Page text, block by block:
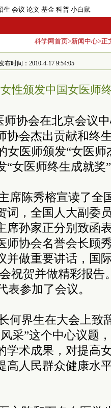
生 会议 论文 基金 科普 小白鼠
科学网首页>新闻中心>正
时间：2010-4-17 9:54:05
性颁发中国女医师
师协会在北京会议
协会杰出贡献和终
女医师颁发“女医师
“女医师终生成就奖
席陈秀榕宣读了全
词，全国人大副委
席孙家正分别致函
师协会名誉会长顾
并做重要讲话，国
祝贺并做精彩报告
表参加了会议。
何界生在大会上致
采”这个中心议题
学术成果，对提高
高人民群众健康水